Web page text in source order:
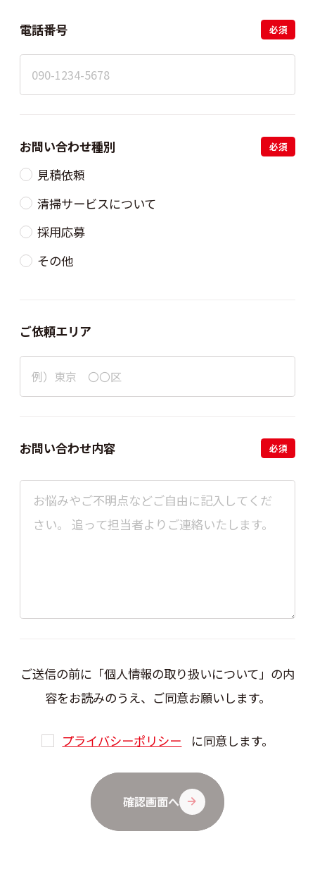
電話番号 必須
お問い合わせ種別 必須
見積依頼
清掃サービスについて
採用応募
その他
ご依頼エリア
お問い合わせ内容 必須
ご送信の前に「個人情報の取り扱いについて」の内
容をお読みのうえ、ご同意お願いします。
プライバシーポリシー に同意します。
確認画面へ